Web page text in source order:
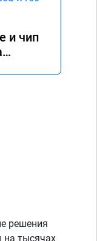
и чип
решения
на тысячах